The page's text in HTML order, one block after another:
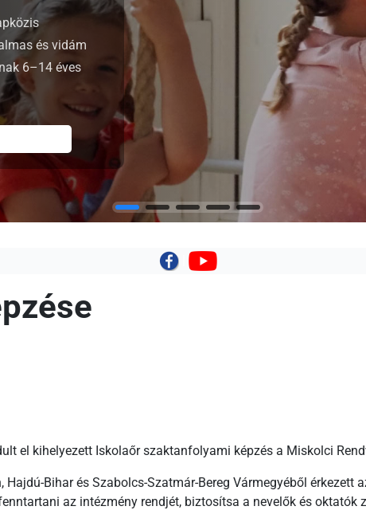
és vidám
6–14 éves
el kihelyezett Iskolaőr szaktanfolyami képzés a Miskolci
Bihar és Szabolcs-Szatmár-Bereg Vármegyéből
az intézmény rendjét, biztosítsa a nevelők és oktatók